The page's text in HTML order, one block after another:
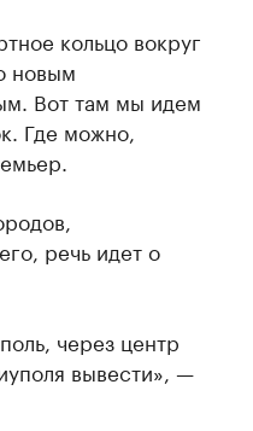
кольцо вокруг
новым
Вот там мы идем
Где можно,
речь идет о
через центр
вывести», —